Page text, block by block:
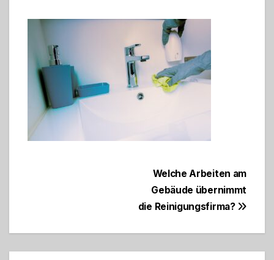
Beitragsnavigation
Welche Arbeiten am
Gebäude übernimmt
die Reinigungsfirma?